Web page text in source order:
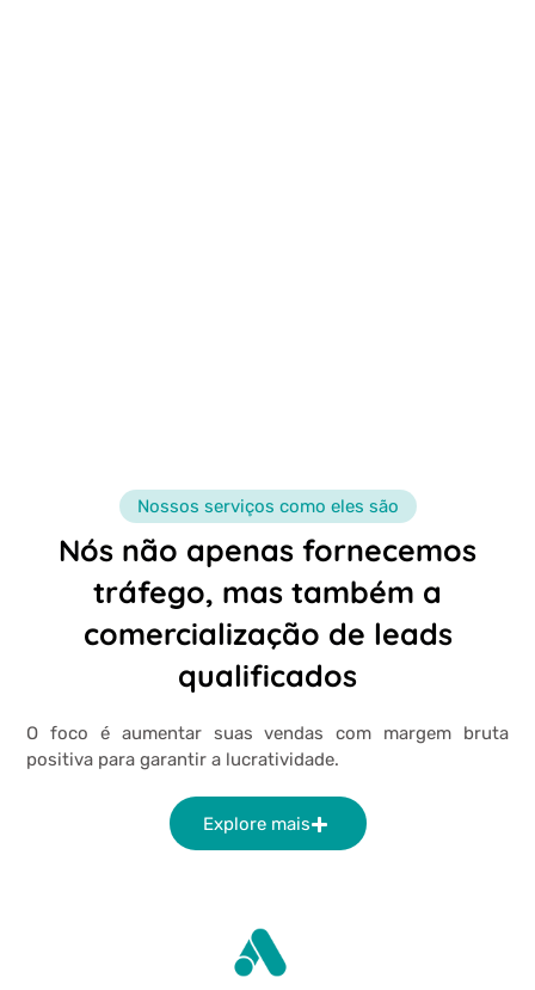
Nossos serviços como eles são
Nós não apenas fornecemos
tráfego, mas também a
comercialização de leads
qualificados
O foco é aumentar suas vendas com margem bruta
positiva para garantir a lucratividade.
Explore mais